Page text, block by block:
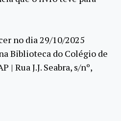
no dia 29/10/2025
Biblioteca do Colégio de
| Rua J.J. Seabra, s/nº,